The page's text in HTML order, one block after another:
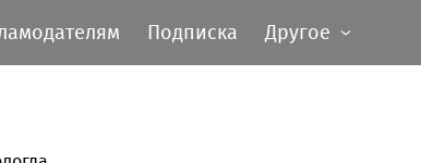
Подписка Другое